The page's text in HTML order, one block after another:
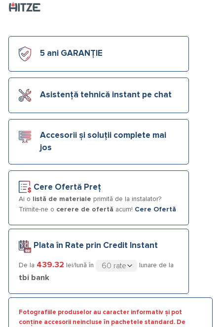
5 ani GARANȚIE
Asistență tehnică instant pe chat
Accesorii și soluții complete mai
jos
Cere Ofertă Preț
Ai o listă de materiale primită de la instalator?
Trimite-ne o cerere de ofertă acum! Cere Ofertă
Plata în Rate prin Credit Instant
De la 439.32 lei/lună în lunare de la
tbi bank
Fotografiile produselor au caracter informativ și pot
conține accesorii neincluse în pachetele standard. De